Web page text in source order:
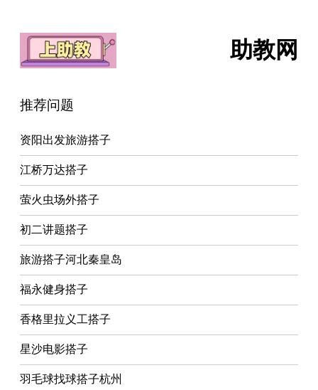
助教网
推荐问题
资阳出发旅游搭子
江桥万达搭子
萤火虫场外搭子
初二讲题搭子
旅游搭子河北秦皇岛
福永健身搭子
香格里拉义工搭子
星沙电影搭子
羽毛球找球搭子杭州